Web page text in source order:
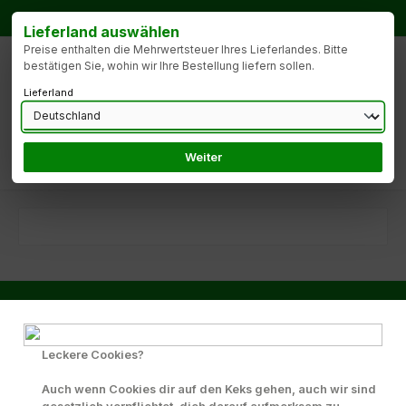
Zum Hauptinhalt springen
Bestellhotline:
Service-Hotline
Lieferland auswählen
Preise enthalten die Mehrwertsteuer Ihres Lieferlandes. Bitte
bestätigen Sie, wohin wir Ihre Bestellung liefern sollen.
Lieferland
Weiter
Leckere Cookies?
Auch wenn Cookies dir auf den Keks gehen, auch wir sind